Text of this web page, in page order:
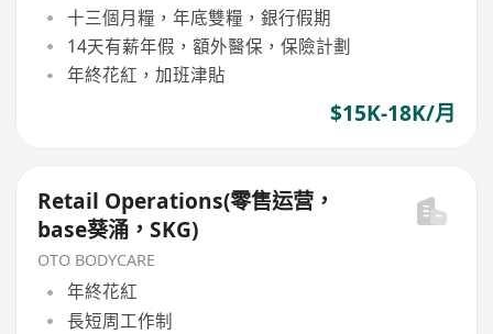
十三個月糧，年底雙糧，銀行假期
14天有薪年假，額外醫保，保險計劃
年終花紅，加班津貼
$15K-18K/月
Retail Operations(零售运营，
base葵涌，SKG)
OTO BODYCARE
年終花紅
長短周工作制